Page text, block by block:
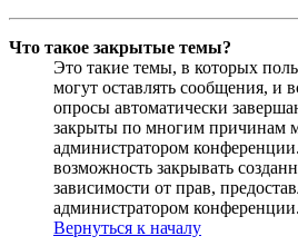
Что такое закрытые темы?
Это такие темы, в которых
могут оставлять сообщения, и
опросы автоматически
закрыты по многим причинам
администратором
возможность закрывать
зависимости от прав,
администратором конференции.
Вернуться к началу